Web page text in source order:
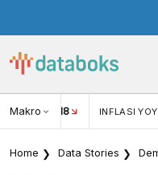
Makro
USD/IDR 18 INFLASI
Home Data Stories